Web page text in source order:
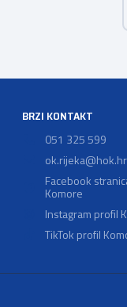
BRZI KONTAKT
051 325 599
ok.rijeka@hok.hr
Facebook
Komore
Instagram profil
TikTok profil